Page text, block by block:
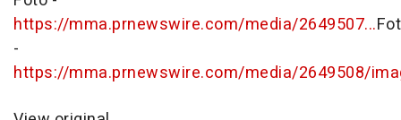
https://mma.prnewswire.com/media/2649507...
-
https://mma.prnewswire.com/media/2649508/